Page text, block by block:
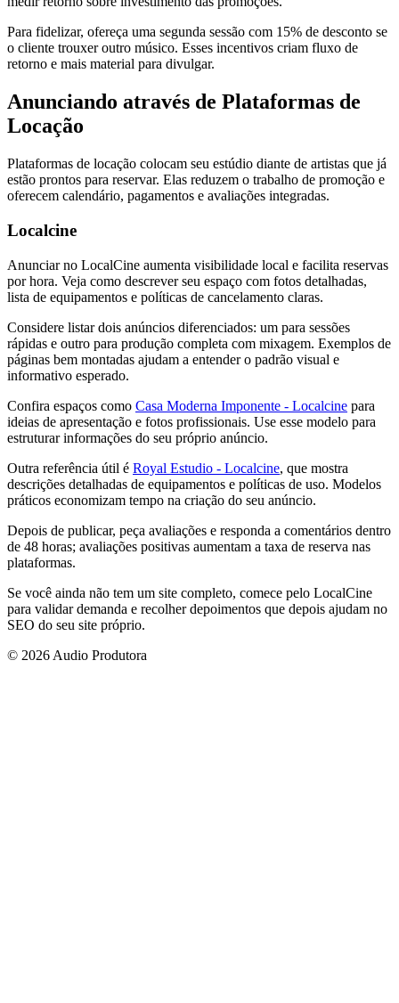
Para fidelizar, ofereça uma segunda sessão com 15% de desconto se
o cliente trouxer outro músico. Esses incentivos criam fluxo de
retorno e mais material para divulgar.
Anunciando através de Plataformas de
Locação
Plataformas de locação colocam seu estúdio diante de artistas que já
estão prontos para reservar. Elas reduzem o trabalho de promoção e
oferecem calendário, pagamentos e avaliações integradas.
Localcine
Anunciar no LocalCine aumenta visibilidade local e facilita reservas
por hora. Veja como descrever seu espaço com fotos detalhadas,
lista de equipamentos e políticas de cancelamento claras.
Considere listar dois anúncios diferenciados: um para sessões
rápidas e outro para produção completa com mixagem. Exemplos de
páginas bem montadas ajudam a entender o padrão visual e
informativo esperado.
Confira espaços como Casa Moderna Imponente - Localcine para
ideias de apresentação e fotos profissionais. Use esse modelo para
estruturar informações do seu próprio anúncio.
Outra referência útil é Royal Estudio - Localcine, que mostra
descrições detalhadas de equipamentos e políticas de uso. Modelos
práticos economizam tempo na criação do seu anúncio.
Depois de publicar, peça avaliações e responda a comentários dentro
de 48 horas; avaliações positivas aumentam a taxa de reserva nas
plataformas.
Se você ainda não tem um site completo, comece pelo LocalCine
para validar demanda e recolher depoimentos que depois ajudam no
SEO do seu site próprio.
© 2026 Audio Produtora